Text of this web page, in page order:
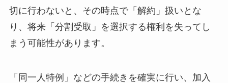
切に行わないと、その時点で「解約」扱いとな
り、将来「分割受取」を選択する権利を失ってし
まう可能性があります。
「同一人特例」などの手続きを確実に行い、加入